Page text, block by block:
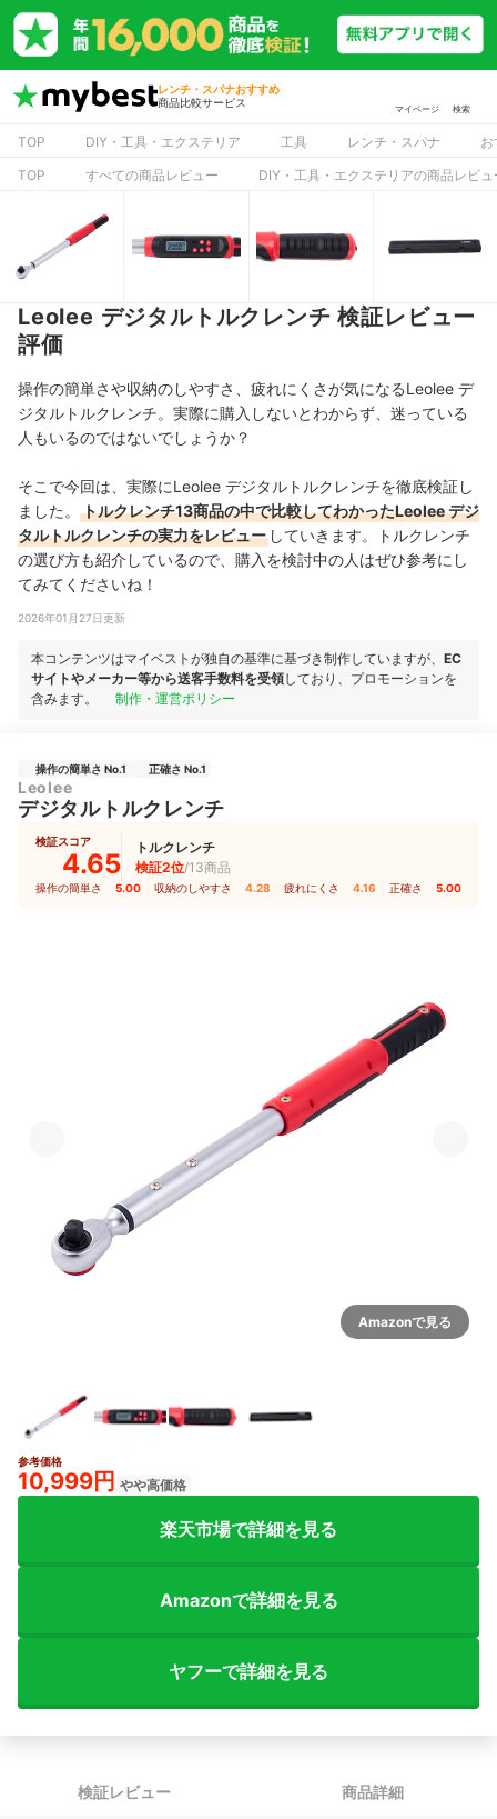
レンチ・スパナおすすめ
商品比較サービス
マイページ 検索
TOP DIY・工具・エクステリア 工具 レンチ・スパナ
TOP
すべての商品レビュー DIY・工具・エクステリアの商品レビュ
Leolee デジタルトルクレンチ 検証レビュー
評価
操作の簡単さや収納のしやすさ、疲れにくさが気になるLeolee デ
ジタルトルクレンチ。実際に購入しないとわからず、迷っている
人もいるのではないでしょうか？
そこで今回は、実際にLeolee デジタルトルクレンチを徹底検証し
ました。
トルクレンチ13商品の中で比較してわかったLeolee デジ
タルトルクレンチの実力をレビュー していきます。トルクレンチ
の選び方も紹介しているので、購入を検討中の人はぜひ参考にし
てみてくださいね！
2026年01月27日更新
本コンテンツはマイベストが独自の基準に基づき制作していますが、 EC
サイトやメーカー等から送客手数料を受領しており、プロモーションを
含みます。
制作・運営ポリシー
操作の簡単さ No.1 正確さ No.1
Leolee
デジタルトルクレンチ
検証スコア
4.65
トルクレンチ
検証2位/13商品
操作の簡単さ 5.00 収納のしやすさ 4.28 疲れにくさ 4.16 正確さ 5.00
Amazonで見る
参考価格
10,999円 やや高価格
楽天市場で詳細を見る
Amazonで詳細を見る
ヤフーで詳細を見る
検証レビュー 商品詳細